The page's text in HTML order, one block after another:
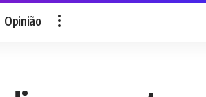
Opinião